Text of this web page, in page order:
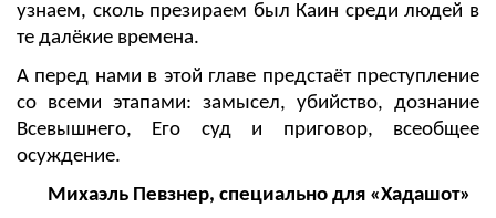
узнаем, сколь презираем был Каин среди людей в
те далёкие времена.
А перед нами в этой главе предстаёт преступление
со всеми этапами: замысел, убийство, дознание
Всевышнего, Его суд и приговор, всеобщее
осуждение.
Михаэль Певзнер, специально для «Хадашот»